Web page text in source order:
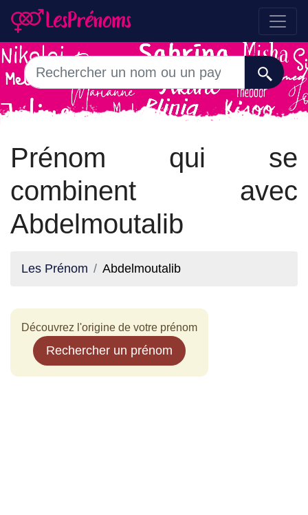
Prénom qui se
combinent avec
Abdelmoutalib
Les Prénom Abdelmoutalib
Découvrez l'origine de votre prénom
Rechercher un prénom